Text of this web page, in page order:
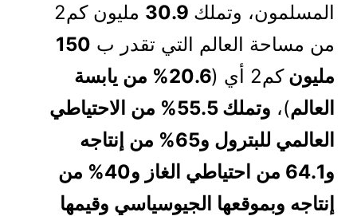
المسلمون، وتملك 30.9
مليون كم2
من مساحة العالم التي تقدر ب 150
مليونكم2 أي (
20.6% من يابسة
العالم)،
وتملك 55.5% من الاحتياطي
العالمي للبترول و65% من إنتاجه
و64.1 من احتياطي الغاز و40% من
إنتاجه وبموقعها الجيوسياسي وقيمها